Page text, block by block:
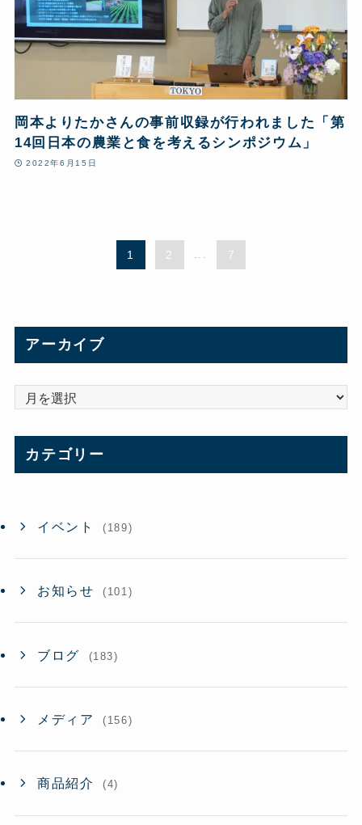
岡本よりたかさんの事前収録が行われました「第
14回日本の農業と食を考えるシンポジウム」
2022年6月15日
1 2 ... 7
アーカイブ
カ
イ
ブ
カテゴリー
イベント (189)
お知らせ (101)
ブログ (183)
メディア (156)
商品紹介 (4)